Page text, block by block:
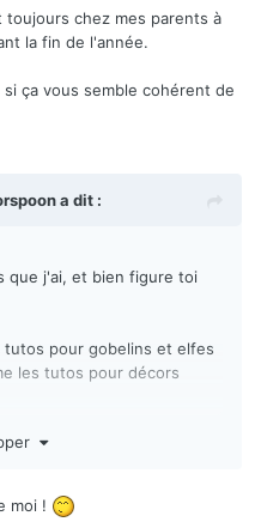
toujours chez mes parents à
la fin de l'année.
ça vous semble cohérent de
a dit :
que j'ai, et bien figure toi
pour gobelins et elfes
les tutos pour décors
l'explication
contiennent des
moi !